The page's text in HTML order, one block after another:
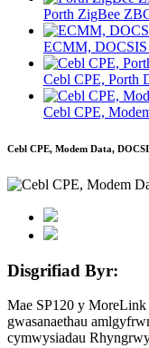
Porth ZigBee
ECMM,
Cebl CPE, Porth
Cebl CPE,
Cebl CPE, Modem Data,
Disgrifiad Byr:
Mae SP120 y
gwasanaethau
cymwysiadau